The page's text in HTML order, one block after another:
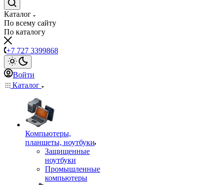
Каталог
По всему сайту
По каталогу
+7 727 3399868
Войти
Каталог
Компьютеры,
планшеты, ноутбуки
Защищенные
ноутбуки
Промышленные
компьютеры